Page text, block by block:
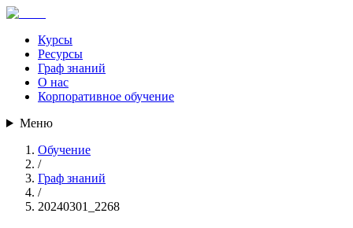
Курсы
Ресурсы
Граф знаний
О нас
Корпоративное обучение
Меню
Обучение
/
Граф знаний
/
20240301_2268